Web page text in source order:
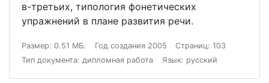
в-третьих, типология фонетических
упражнений в плане развития речи.
Размер: 0.51 МБ. Год создания 2005
Страниц: 103
Тип документа: дипломная работа
Язык: русский